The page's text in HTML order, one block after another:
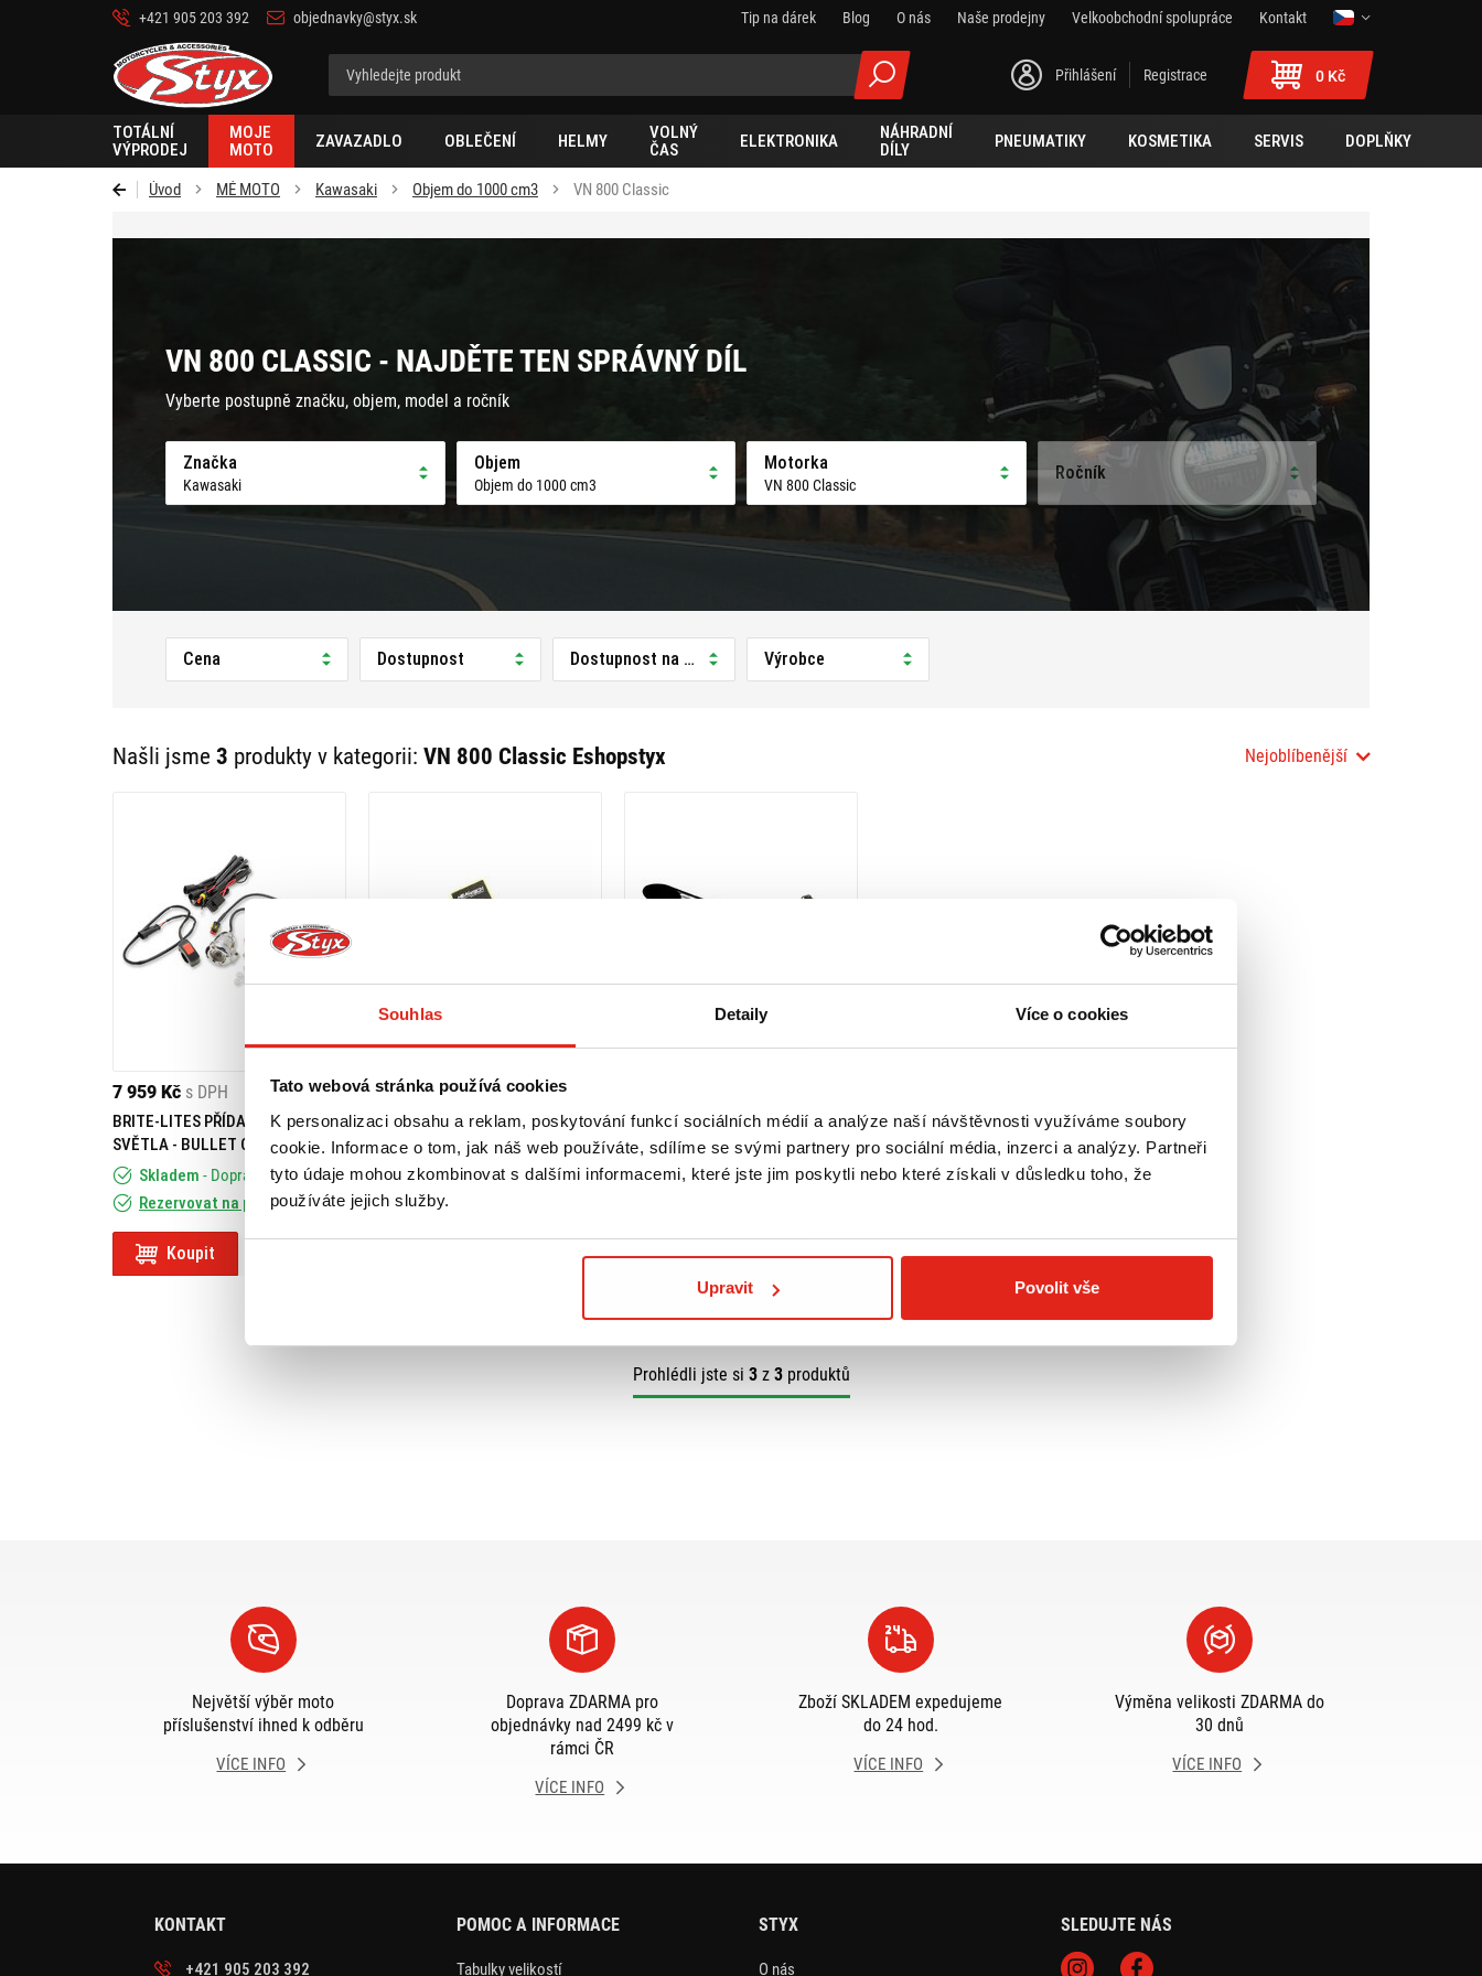
Souhlas Detaily Více o cookies
Tato webová stránka používá cookies
K personalizaci obsahu a reklam, poskytování funkcí sociálních médií a analýze naší návštěvnosti využíváme soubory
cookie. Informace o tom, jak náš web používáte, sdílíme se svými partnery pro sociální média, inzerci a analýzy. Partneři
tyto údaje mohou zkombinovat s dalšími informacemi, které jste jim poskytli nebo které získali v důsledku toho, že
používáte jejich služby.
Upravit Povolit vše
+421 905 203 392 objednavky@styx.sk Tip na dárek Blog O nás Naše prodejny Velkoobchodní spolupráce
Kontakt
Styx-
cz
Přihlášení Registrace 0 Kč
TOTÁLNÍ
VÝPRODEJ
MOJE
MOTO
ZAVAZADLO OBLEČENÍ HELMY
VOLNÝ
ČAS
ELEKTRONIKA
NÁHRADNÍ
DÍLY
PNEUMATIKY KOSMETIKA SERVIS DOPLŇKY
Úvod MÉ MOTO Kawasaki Objem do 1000 cm3 VN 800 Classic
VN 800 CLASSIC - NAJDĚTE TEN SPRÁVNÝ DÍL
Vyberte postupně značku, objem, model a ročník
Značka
Kawasaki
Objem
Objem do 1000 cm3
Motorka
VN 800 Classic
Ročník
Cena Dostupnost Dostupnost na prodejně Výrobce
Našli jsme 3 produkty v kategorii: VN 800 Classic Eshopstyx Nejoblíbenější
7 959 Kč s DPH
BRITE-LITES PŘÍDAVNÁ LED
SVĚTLA - BULLET CHROMOVÁ
Skladem - Doprava ZDARMA
Rezervovat na prodejně
Koupit
1 209 Kč s DPH
HEALTECH MODUL BRZDOVÉHO
SVĚTLA BLP-U01
Skladem
Rezervovat na prodejně
LEO VINCE VÝFUK LV SILVERTAIL
K02 KAWASAKI VN 800 CLASSIC
Koupit
Prohlédli jste si 3z 3produktů
Největší výběr moto
příslušenství ihned k odběru
VÍCE INFO
Doprava ZDARMA pro
objednávky nad 2499 kč v
rámci ČR
VÍCE INFO
Zboží SKLADEM expedujeme
do 24 hod.
VÍCE INFO
Výměna velikosti ZDARMA do
30 dnů
VÍCE INFO
KONTAKT
+421 905 203 392
POMOC A INFORMACE
Tabulky velikostí
STYX
O nás
SLEDUJTE NÁS